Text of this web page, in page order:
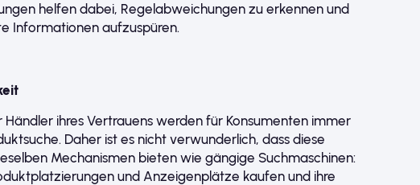
helfen dabei, Regelabweichungen zu erkennen und
Informationen aufzuspüren.
Händler ihres Vertrauens werden für Konsumenten immer
Daher ist es nicht verwunderlich, dass diese
Mechanismen bieten wie gängige Suchmaschinen:
und Anzeigenplätze kaufen und ihre